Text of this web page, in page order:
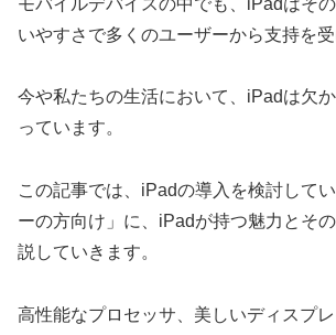
いやすさで多くのユーザーから支持を受
今や私たちの生活において、iPadは欠
っています。
この記事では、iPadの導入を検討して
ーの方向け」に、iPadが持つ魅力とそ
説していきます。
高性能なプロセッサ、美しいディスプ